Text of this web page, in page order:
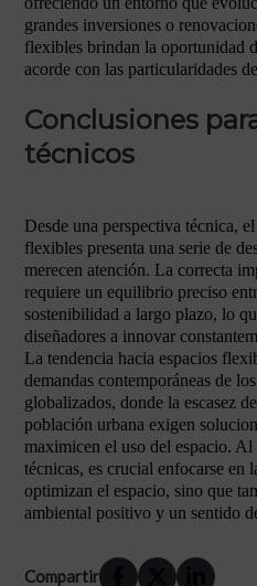
grandes inversiones o
flexibles brindan la oportunidad
acorde con las particularidades
Conclusiones
técnicos
Desde una perspectiva técnica,
flexibles presenta una serie de
merecen atención. La correcta
requiere un equilibrio preciso
sostenibilidad a largo plazo, lo
diseñadores a innovar
La tendencia hacia espacios
demandas contemporáneas de
globalizados, donde la escasez
población urbana exigen
maximicen el uso del espacio.
técnicas, es crucial enfocarse en
optimizan el espacio, sino que
ambiental positivo y un sentido
Compartir